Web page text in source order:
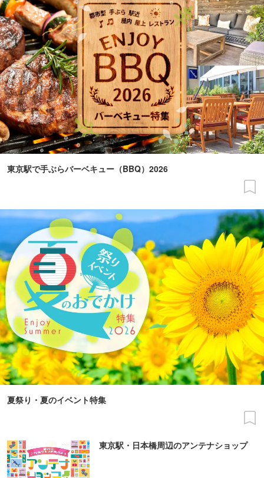
東京駅で手ぶらバーベキュー（BBQ）2026
夏祭り・夏のイベント特集
東京駅・日本橋周辺のアンテナショップ